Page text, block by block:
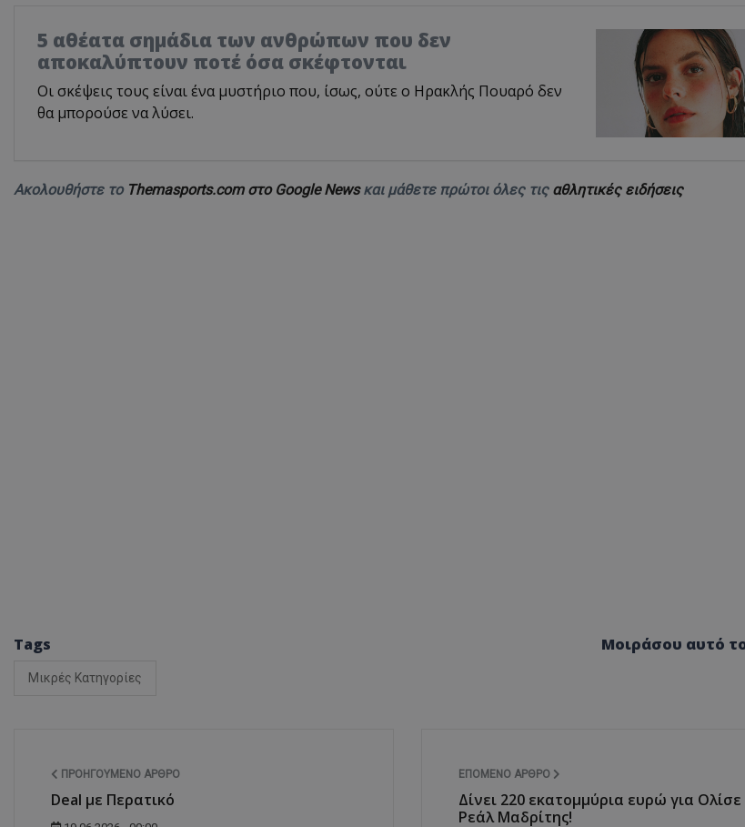
5 αθέατα σημάδια των ανθρώπων που δεν
αποκαλύπτουν ποτέ όσα σκέφτονται
Οι σκέψεις τους είναι ένα μυστήριο που, ίσως, ούτε ο Ηρακλής Πουαρό δεν
θα μπορούσε να λύσει.
Ακολουθήστε το Themasports.com στο Google Newsκαι μάθετε πρώτοι όλες τις αθλητικές ειδήσεις
Tags
Μικρές Κατηγορίες
Μοιράσου αυτό
ΠΡΟΗΓΟΎΜΕΝΟ ΆΡΘΡΟ
Deal με Περατικό
ΕΠΌΜΕΝΟ ΆΡΘΡΟ
Δίνει 220 εκατομμύρια ευρώ για Ολίσε
Ρεάλ Μαδρίτης!